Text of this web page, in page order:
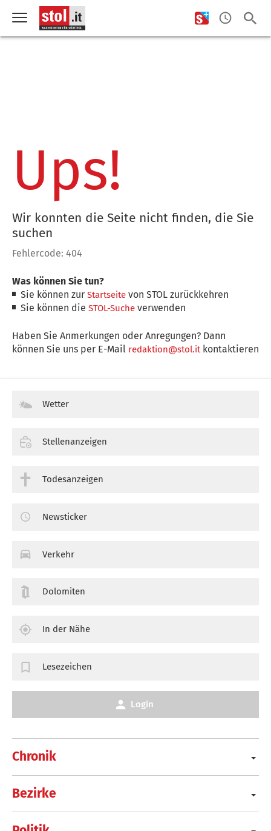
Ups!
Wir konnten die Seite nicht finden, die Sie
suchen
Fehlercode: 404
Was können Sie tun?
Sie können zurStartseite von STOL zurückkehren
Sie können dieSTOL-Suche verwenden
Haben Sie Anmerkungen oder Anregungen? Dann
können Sie uns per E-Mail redaktion@stol.itkontaktieren
Chronik
Bezirke
Wetter
Stellenanzeigen
Todesanzeigen
Newsticker
Verkehr
Dolomiten
In der Nähe
Lesezeichen
Login